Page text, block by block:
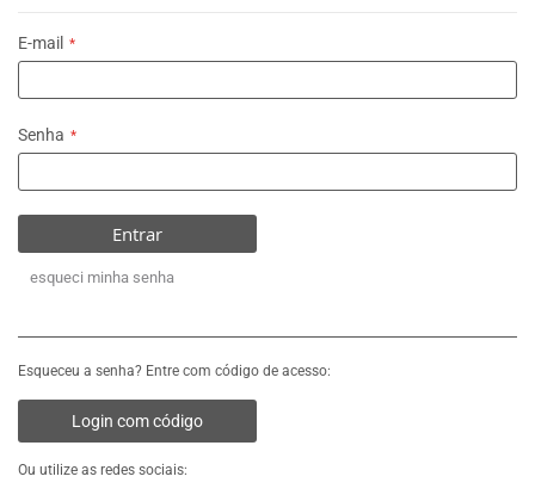
E-mail
Senha
Entrar
esqueci minha senha
Esqueceu a senha? Entre com código de acesso:
Login com código
Ou utilize as redes sociais: